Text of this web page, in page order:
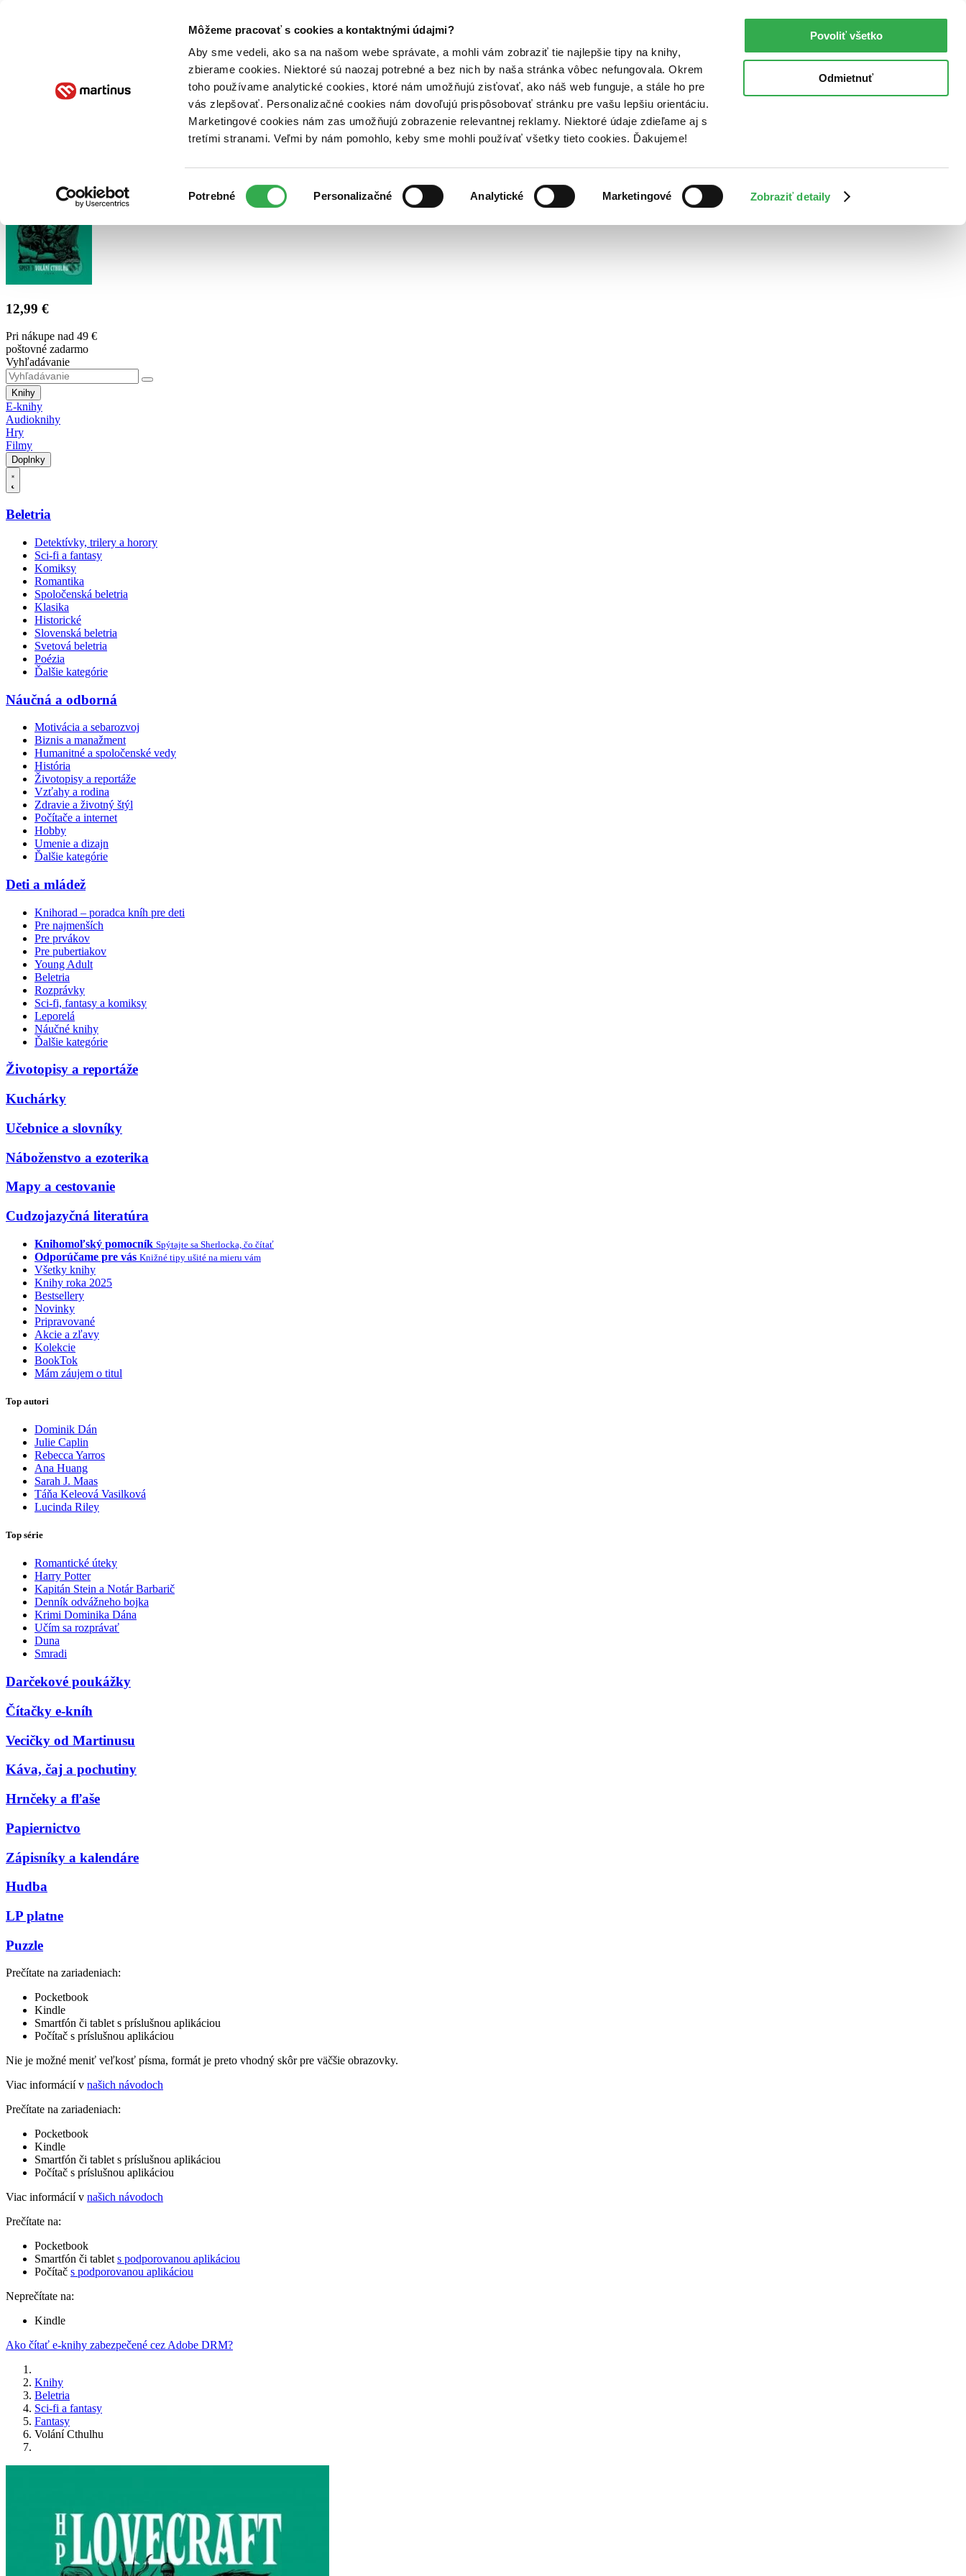
Môžeme pracovať s cookies a kontaktnými údajmi?
Aby sme vedeli, ako sa na našom webe správate, a mohli vám zobraziť tie najlepšie tipy na knihy,
zbierame cookies. Niektoré sú naozaj potrebné a bez nich by naša stránka vôbec nefungovala. Okrem
toho používame analytické cookies, ktoré nám umožňujú zisťovať, ako náš web funguje, a stále ho pre
vás zlepšovať. Personalizačné cookies nám dovoľujú prispôsobovať stránku pre vašu lepšiu orientáciu.
Marketingové cookies nám zas umožňujú zobrazenie relevantnej reklamy. Niektoré údaje zdieľame aj s
tretími stranami. Veľmi by nám pomohlo, keby sme mohli používať všetky tieto cookies. Ďakujeme!
súhlasu
Potrebné Personalizačné Analytické Marketingové Zobraziť detaily
Povoliť všetko
Odmietnuť
Poukážky Kontakt
12,99 €
Pri nákupe nad 49 €
poštovné zadarmo
Vyhľadávanie
Knihy
E-knihy
Audioknihy
Hry
Filmy
Doplnky
Beletria
Detektívky, trilery a horory
Sci-fi a fantasy
Komiksy
Romantika
Spoločenská beletria
Klasika
Historické
Slovenská beletria
Svetová beletria
Poézia
Ďalšie kategórie
Náučná a odborná
Motivácia a sebarozvoj
Biznis a manažment
Humanitné a spoločenské vedy
História
Životopisy a reportáže
Vzťahy a rodina
Zdravie a životný štýl
Počítače a internet
Hobby
Umenie a dizajn
Ďalšie kategórie
Deti a mládež
Knihorad – poradca kníh pre deti
Pre najmenších
Pre prvákov
Pre pubertiakov
Young Adult
Beletria
Rozprávky
Sci-fi, fantasy a komiksy
Leporelá
Náučné knihy
Ďalšie kategórie
Životopisy a reportáže
Kuchárky
Učebnice a slovníky
Náboženstvo a ezoterika
Mapy a cestovanie
Cudzojazyčná literatúra
Knihomoľský pomocník Spýtajte sa Sherlocka, čo čítať
Odporúčame pre vás Knižné tipy ušité na mieru vám
Všetky knihy
Knihy roka 2025
Bestsellery
Novinky
Pripravované
Akcie a zľavy
Kolekcie
BookTok
Mám záujem o titul
Top autori
Dominik Dán
Julie Caplin
Rebecca Yarros
Ana Huang
Sarah J. Maas
Táňa Keleová Vasilková
Lucinda Riley
Top série
Romantické úteky
Harry Potter
Kapitán Stein a Notár Barbarič
Denník odvážneho bojka
Krimi Dominika Dána
Učím sa rozprávať
Duna
Smradi
Darčekové poukážky
Čítačky e-kníh
Vecičky od Martinusu
Káva, čaj a pochutiny
Hrnčeky a fľaše
Papiernictvo
Zápisníky a kalendáre
Hudba
LP platne
Puzzle
Prečítate na zariadeniach:
Pocketbook
Kindle
Smartfón či tablet s príslušnou aplikáciou
Počítač s príslušnou aplikáciou
Nie je možné meniť veľkosť písma, formát je preto vhodný skôr pre väčšie obrazovky.
Viac informácií v našich návodoch
Prečítate na zariadeniach:
Pocketbook
Kindle
Smartfón či tablet s príslušnou aplikáciou
Počítač s príslušnou aplikáciou
Viac informácií v našich návodoch
Prečítate na:
Pocketbook
Smartfón či tablet s podporovanou aplikáciou
Počítač s podporovanou aplikáciou
Neprečítate na:
Kindle
Ako čítať e-knihy zabezpečené cez Adobe DRM?
Knihy
Beletria
Sci-fi a fantasy
Fantasy
Volání Cthulhu